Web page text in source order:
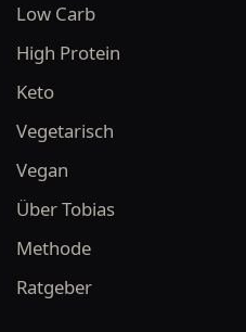
Low Carb
High Protein
Keto
Vegetarisch
Vegan
Über Tobias
Methode
Ratgeber